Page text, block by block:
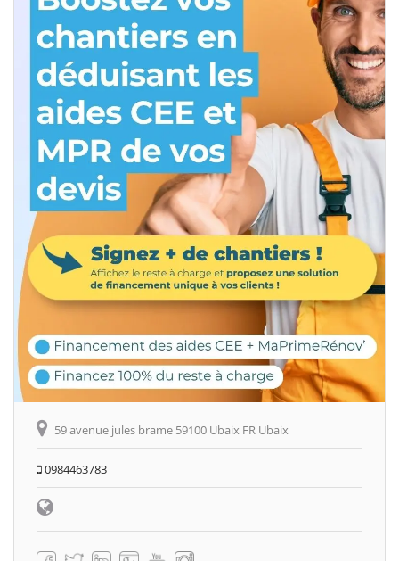
59 avenue jules brame 59100 Ubaix FR Ubaix
0984463783